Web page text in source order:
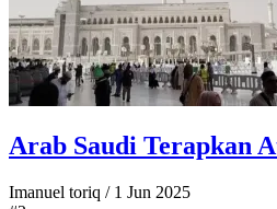
Arab Saudi Terapkan
Imanuel toriq / 1 Jun 2025